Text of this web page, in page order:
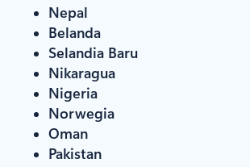
Nepal
Belanda
Selandia Baru
Nikaragua
Nigeria
Norwegia
Oman
Pakistan